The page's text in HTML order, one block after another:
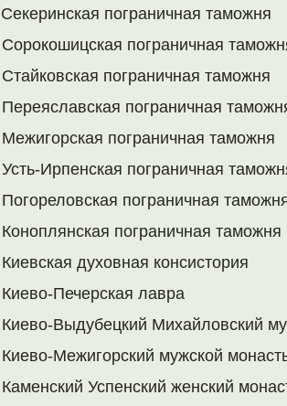
пограничная таможня
пограничная
пограничная таможня
пограничная
пограничная таможня
Ирпенская пограничная
пограничная
пограничная таможня
духовная консистория
Печерская лавра
Выдубецкий Михайловский
Межигорский мужской
Успенский женский